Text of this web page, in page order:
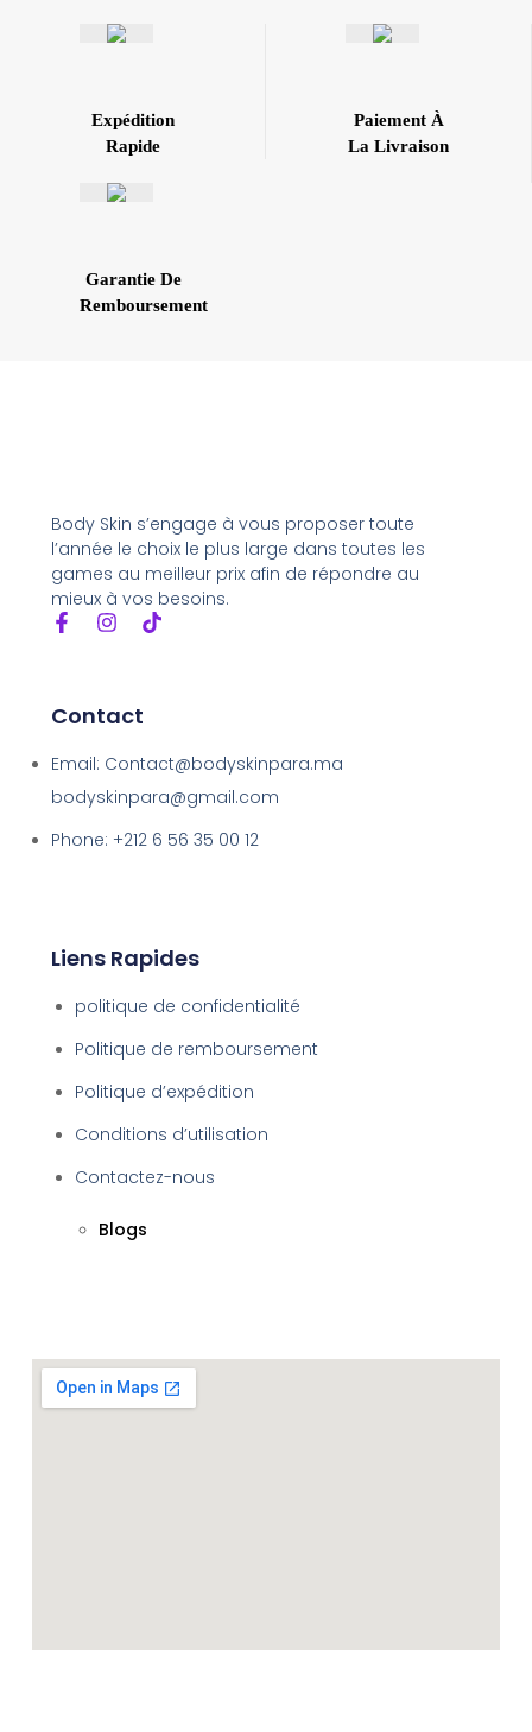
Paiement À
La Livraison
Expédition
Rapide
Garantie De
Remboursement
Body Skin s’engage à vous proposer toute
l’année le choix le plus large dans toutes les
games au meilleur prix afin de répondre au
mieux à vos besoins.
Contact
Email: Contact@bodyskinpara.ma
bodyskinpara@gmail.com
Phone: +212 6 56 35 00 12
Liens Rapides
politique de confidentialité
Politique de remboursement
Politique d’expédition
Conditions d’utilisation
Contactez-nous
Blogs